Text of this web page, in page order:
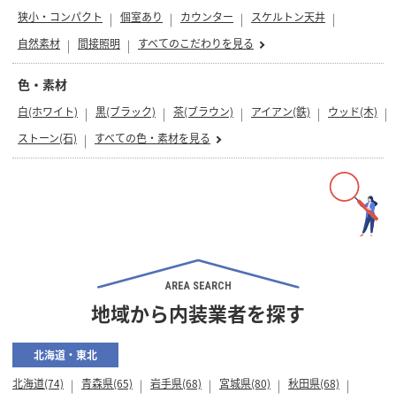
狭小・コンパクト 個室あり カウンター
スケルトン天井
自然素材
間接照明 すべてのこだわりを見る
色・素材
白(ホワイト) 黒(ブラック) 茶(ブラウン) アイアン(鉄)
ウッド(木)
ストーン(石)
すべての色・素材を見る
AREA SEARCH
地域から内装業者を探す
北海道・東北
北海道(74)
青森県(65) 岩手県(68) 宮城県(80)
秋田県(68)